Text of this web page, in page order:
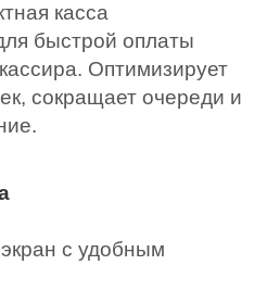
касса
быстрой оплаты
Оптимизирует
сокращает очереди и
с удобным